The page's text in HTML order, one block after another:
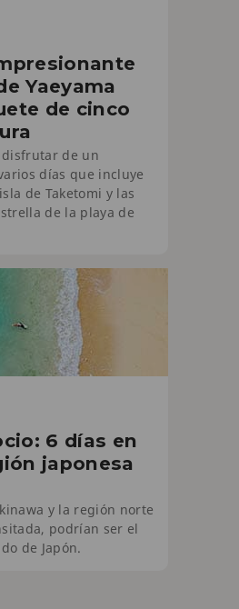
Yaeyama
de cinco
disfrutar de un
días que incluye
de Taketomi y las
de la playa de
6 días en
japonesa
y la región norte
podrían ser el
de Japón.